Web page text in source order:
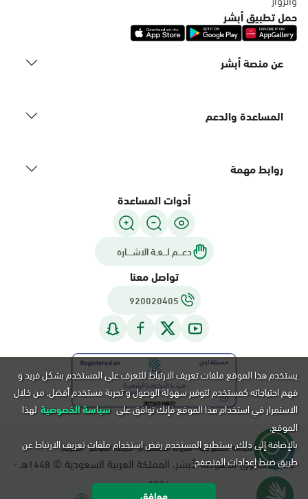
حمل تطبيق أبشر
عن منصة أبشر
المساعدة والدعم
روابط مهمة
أدوات المساعدة
دعـــم لـــغـة الاشــــارة
تواصل معنا
920020405
سياسة الخصوصية شروط الاستخدام خريطة الموقع التقويم
جميع الحقوق محفوظة لأبشر، المملكة العربية السعودية © 1448هـ -
2026م.
يستخدم هذا الموقع ملفات تعريف الارتباط للتعرف على المستخدم بشكل فريد و
فهم احتياجاته كمستخدم لتوفير سهولة الوصول و تجربة مستخدم أفضل. من خلال
الاستمرار في استخدام هذا الموقع فإنك توافق على سياسة الخصوصية لهذا
الموقع.
بالإضافة إلى ذلك, يستطيع المستخدم رفض استخدام ملفات تعريف الارتباط عن
طريق ضبط إعدادات المتصفح.
موافق